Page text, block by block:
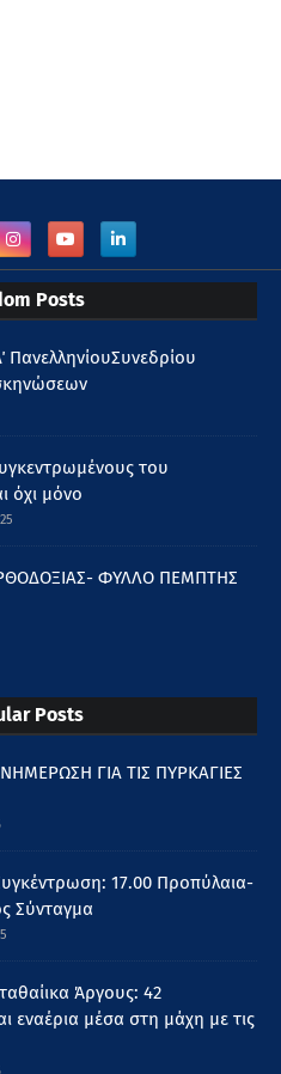
Posts
ΠανελληνίουΣυνεδρίου
του
όχι μόνο
ΦΥΛΛΟ ΠΕΜΠΤΗΣ
Posts
ΓΙΑ ΤΙΣ ΠΥΡΚΑΓΙΕΣ
17.00 Προπύλαια-
Σύνταγμα
Άργους: 42
εναέρια μέσα στη μάχη με τις